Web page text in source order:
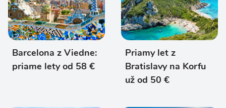
Barcelona z Viedne:
priame lety od 58 €
Priamy let z
Bratislavy na Korfu
už od 50 €